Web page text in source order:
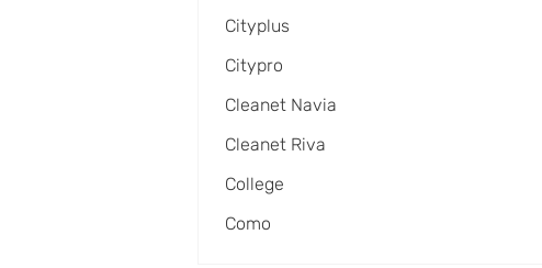
Cityplus
Citypro
Cleanet Navia
Cleanet Riva
College
Como